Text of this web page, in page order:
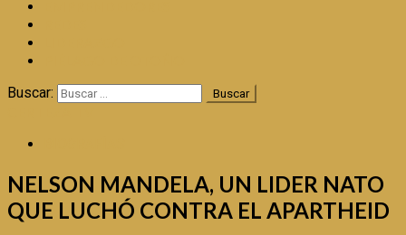
Buscar:
NELSON MANDELA, UN LIDER NATO
QUE LUCHÓ CONTRA EL APARTHEID